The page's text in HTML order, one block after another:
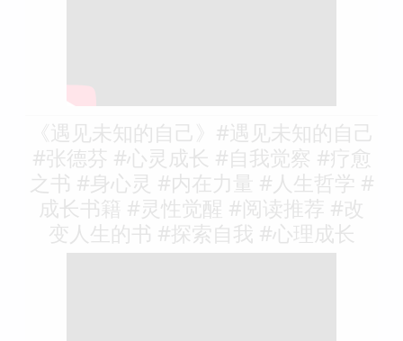
《遇见未知的自己》#遇见未知的自己
#张德芬 #心灵成长 #自我觉察 #疗愈
之书 #身心灵 #内在力量 #人生哲学 #
成长书籍 #灵性觉醒 #阅读推荐 #改
变人生的书 #探索自我 #心理成长